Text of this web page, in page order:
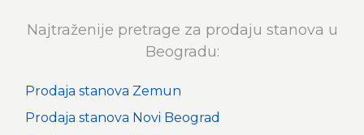
Najtraženije pretrage za prodaju stanova u
Beogradu:
Prodaja stanova Zemun
Prodaja stanova Novi Beograd